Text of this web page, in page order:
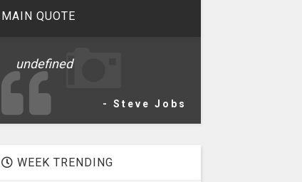
MAIN QUOTE
undefined
- Steve Jobs
WEEK TRENDING